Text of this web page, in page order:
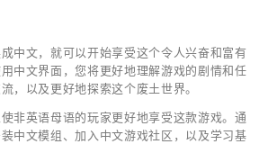
中文，就可以开始享受这个令人兴奋和富有
中文界面，您将更好地理解游戏的剧情和任
，以及更好地探索这个废土世界。
非英语母语的玩家更好地享受这款游戏。通
中文模组、加入中文游戏社区，以及学习基